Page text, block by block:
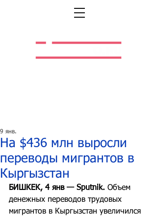
На $436 млн выросли
переводы мигрантов в
Кыргызстан
9 янв.
БИШКЕК, 4 янв — Sputnik. Объем
денежных переводов трудовых
мигрантов в Кыргызстан увеличился